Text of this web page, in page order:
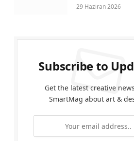
29 Haziran 2026
Subscribe to
Get the latest creative
SmartMag about art &